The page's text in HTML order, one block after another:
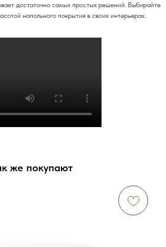
достаточно самых простых решений. Выбирайте
напольного покрытия в своих интерьерах.
же покупают